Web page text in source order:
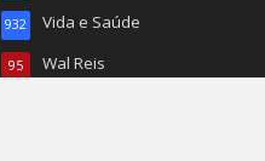
Vida e Saúde
932
Wal Reis
95